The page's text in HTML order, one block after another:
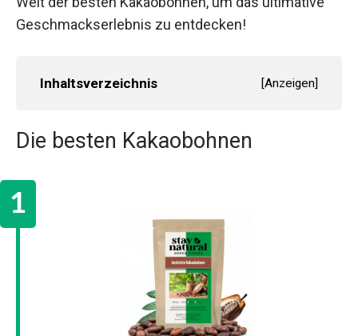
Geschmackserlebnis zu entdecken!
Inhaltsverzeichnis [Anzeigen]
Die besten Kakaobohnen